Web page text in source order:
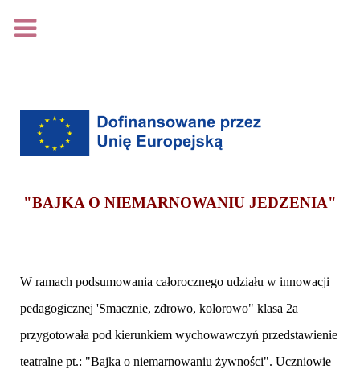
danych osobowych i w sprawie swobodnego przepływu
takich danych oraz uchylenia dyrektywy 95/46/WE, (Dz. Urz.
Loading...
"BAJKA O NIEMARNOWANIU JEDZENIA"
W ramach podsumowania całorocznego udziału w innowacji
pedagogicznej 'Smacznie, zdrowo, kolorowo" klasa 2a
przygotowała pod kierunkiem wychowawczyń przedstawienie
teatralne pt.: "Bajka o niemarnowaniu żywności". Uczniowie